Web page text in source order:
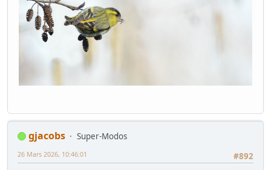
gjacobs
Super-Modos
#892
26 Mars 2026, 10:46:01